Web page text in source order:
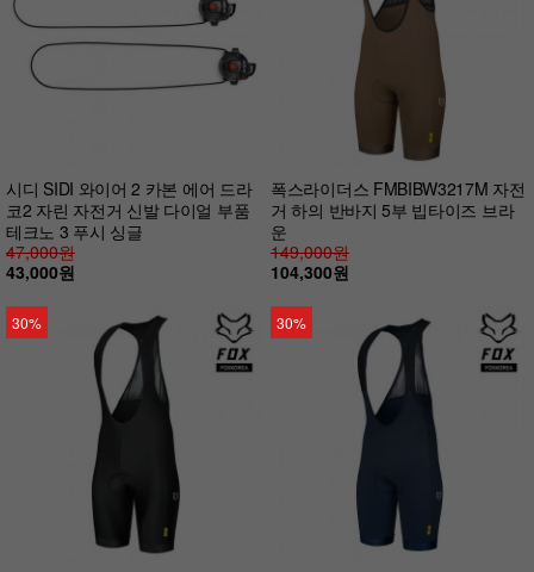
시디 SIDI 와이어 2 카본 에어 드라
코2 자린 자전거 신발 다이얼 부품
테크노 3 푸시 싱글
47,000원
43,000원
폭스라이더스 FMBIBW3217M 자전
거 하의 반바지 5부 빕타이즈 브라
운
149,000원
104,300원
30% 30%